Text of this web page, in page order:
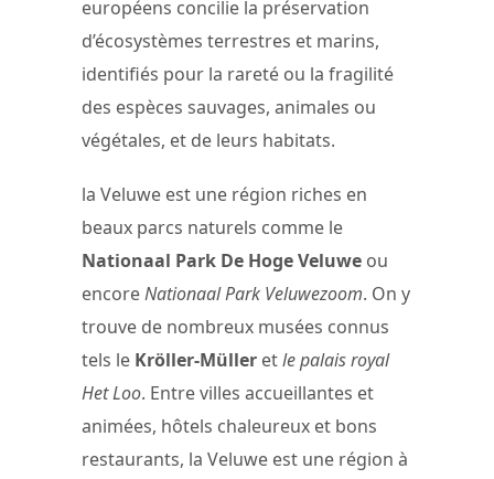
européens concilie la préservation
d’écosystèmes terrestres et marins,
identifiés pour la rareté ou la fragilité
des espèces sauvages, animales ou
végétales, et de leurs habitats.
la Veluwe est une région riches en
beaux parcs naturels comme le
Nationaal Park De Hoge Veluwe ou
encoreNationaal Park Veluwezoom. On y
trouve de nombreux musées connus
tels le Kröller-Müller etle palais royal
Het Loo. Entre villes accueillantes et
animées, hôtels chaleureux et bons
restaurants, la Veluwe est une région à